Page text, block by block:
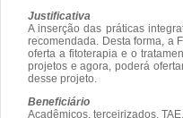
Justificativa
A inserção das práticas
recomendada. Desta forma, a
oferta a fitoterapia e o
projetos e agora, poderá
desse projeto.
Beneficiário
Acadêmicos, terceirizados,